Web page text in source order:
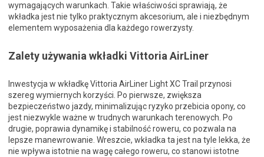
wymagających warunkach. Takie właściwości sprawiają, że
wkładka jest nie tylko praktycznym akcesorium, ale i niezbędnym
elementem wyposażenia dla każdego rowerzysty.
Zalety używania wkładki Vittoria AirLiner
Inwestycja w wkładkę Vittoria AirLiner Light XC Trail przynosi
szereg wymiernych korzyści. Po pierwsze, zwiększa
bezpieczeństwo jazdy, minimalizując ryzyko przebicia opony, co
jest niezwykle ważne w trudnych warunkach terenowych. Po
drugie, poprawia dynamikę i stabilność roweru, co pozwala na
lepsze manewrowanie. Wreszcie, wkładka ta jest na tyle lekka, że
nie wpływa istotnie na wagę całego roweru, co stanowi istotne